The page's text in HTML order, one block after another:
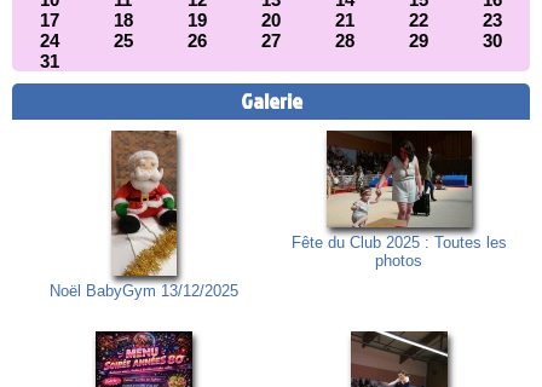
17
18 19 20 21 22
23
24
25 26 27 28 29
30
31
Galerie
Noël BabyGym 13/12/2025
Fête du Club 2025 : Toutes les
photos